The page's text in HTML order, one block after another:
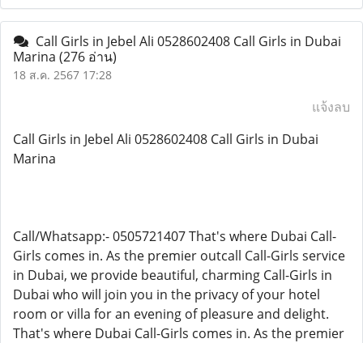
Call Girls in Jebel Ali 0528602408 Call Girls in Dubai
Marina (276 อ่าน)
18 ส.ค. 2567 17:28
แจ้งลบ
Call Girls in Jebel Ali 0528602408 Call Girls in Dubai
Marina
Call/Whatsapp:- 0505721407 That's where Dubai Call-
Girls comes in. As the premier outcall Call-Girls service
in Dubai, we provide beautiful, charming Call-Girls in
Dubai who will join you in the privacy of your hotel
room or villa for an evening of pleasure and delight.
That's where Dubai Call-Girls comes in. As the premier